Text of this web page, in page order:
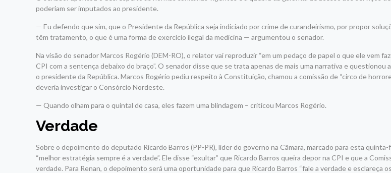
poderiam ser imputados ao presidente.
— Eu defendo que sim, que o Presidente da República seja indiciado por crime de curandeirismo, por propor
têm tratamento, o que é uma forma de exercício ilegal da medicina — argumentou o senador.
Na visão do senador Marcos Rogério (DEM-RO), o relator vai reproduzir “em um pedaço de papel o que ele vem
CPI com a sentença debaixo do braço”. O senador disse que se trata apenas de mais uma narrativa e questionou
o presidente da República. Marcos Rogério pediu respeito à Constituição, chamou a comissão de “circo de
deveria investigar o Consórcio Nordeste.
— Quando olham para o quintal de casa, eles fazem uma blindagem – criticou Marcos Rogério.
Verdade
Sobre o depoimento do deputado Ricardo Barros (PP-PR), líder do governo na Câmara, marcado para esta
“melhor estratégia sempre é a verdade”. Ele disse “exultar” que Ricardo Barros queira depor na CPI e que a
verdade. Para Renan, o depoimento será uma oportunidade para que Ricardo Barros “fale a verdade e esclareça